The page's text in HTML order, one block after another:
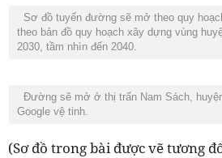
Sơ đồ tuyến đường sẽ mở theo quy
theo bản đồ quy hoạch xây dựng vùng
2030, tầm nhìn đến 2040.
Đường sẽ mở ở thị trấn Nam Sách,
Google vệ tinh.
(Sơ đồ trong bài được vẽ tương